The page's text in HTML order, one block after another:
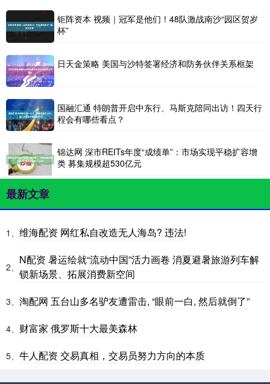
钜阵资本 视频｜冠军是他们！48队激战南沙“园区贺岁
杯”
日天金策略 美国与沙特签署经济和防务伙伴关系框架
国融汇通 特朗普开启中东行、马斯克陪同出访！四天行
程会有哪些看点？
锦达网 深市REITs年度“成绩单”：市场实现平稳扩容增
类 募集规模超530亿元
最新文章
1、 维海配资 网红私自改造无人海岛? 违法!
2、
N配资 暑运绘就“流动中国”活力画卷 消夏避暑旅游列车解
锁新场景、拓展消费新空间
3、 淘配网 五台山多名驴友遭雷击, “眼前一白, 然后就倒了”
4、 财富家 俄罗斯十大最美森林
5、 牛人配资 交易真相，交易员努力方向的本质